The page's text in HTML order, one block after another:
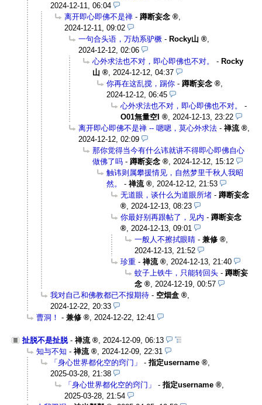
2024-12-11, 06:04
离开即心即佛不是禅 - 蹲断妄念
,
2024-12-11, 09:02
一句合头语，万劫系驴橛 - Rocky山
,
2024-12-12, 02:06
心外求法也不对，即心即佛也不对。
- Rocky
山
, 2024-12-12, 04:37
你再在这乱搅，踢你 - 蹲断妄念
,
2024-12-12, 06:45
心外求法也不对，即心即佛也不对。
-
O01無量空I
, 2024-12-13, 23:22
离开即心即佛不是禅 -- 嗯嗯，莫心外求法 - 禅流
,
2024-12-12, 02:09
那你觉得当今有什么讳就讲不得即心即佛自心
做佛了吗 - 蹲断妄念 , 2024-12-12, 15:12
触讳则属攀援情见，自然梦里千秋人我昭
然。
- 禅流 , 2024-12-12, 21:53
无道眼，谈什么为道眼所堵 - 蹲断妄念
, 2024-12-13, 08:23
你最好别再跟帖了，见内 - 蹲断妄念
, 2024-12-13, 09:01
一般人不擦拭眼睛 - 兼修
,
2024-12-13, 21:52
珍重 - 禅流 , 2024-12-13, 21:40
蚊子上铁牛，只能转回头 - 蹲断妄
念
, 2024-12-19, 00:57
我对自己和佛教都已不报期待 - 空烟盒
,
2024-12-22, 20:33
曹洞！ - 兼修 , 2024-12-22, 12:41
扯脱不是扯脱- 禅流
2024-12-09, 06:13
知与不知 - 禅流
2024-12-09, 22:31
「身心世界都化空的窍门」
- 指定username
2025-03-28, 21:38
「身心世界都化空的窍门」
- 指定username
2025-03-28, 21:54